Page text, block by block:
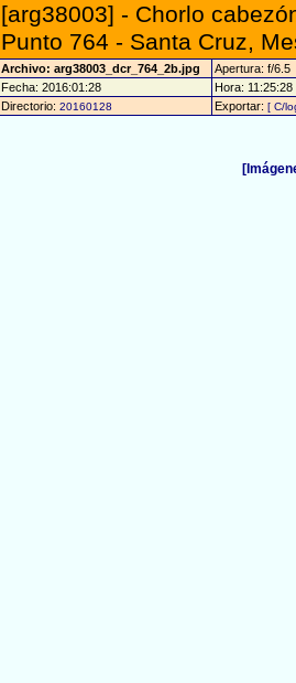
[arg38003] - Chorlo
Punto 764 - Santa Cruz,
Archivo: arg38003_dcr_764_2b.jpg
Apertura: f/6.5
Fecha: 2016:01:28
Hora:
Directorio: 20160128 Exportar: [ C/